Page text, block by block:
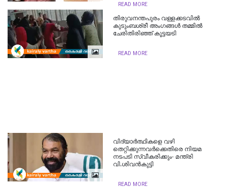
READ MORE
തിരുവനന്തപുരം വള്ളക്കടവിൽ
കുടുംബശ്രീ അംഗങ്ങൾ തമ്മിൽ
ചേരിതിരിഞ്ഞ് കൂട്ടയടി
READ MORE
വിദ്യാർത്ഥികളെ വഴി
തെറ്റിക്കുന്നവര്‍ക്കെതിരെ നിയമ
നടപടി സ്വീകരിക്കും- മന്ത്രി
വി.ശിവന്‍കുട്ടി
READ MORE